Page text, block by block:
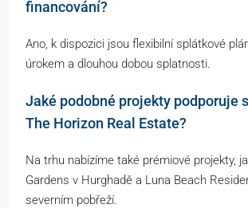
financování?
Ano, k dispozici jsou flexibilní splátkové
úrokem a dlouhou dobou splatnosti.
Jaké podobné projekty podporuje
The Horizon Real Estate?
Na trhu nabízíme také prémiové projekty,
Gardens v Hurghadě a Luna Beach
severním pobřeží.